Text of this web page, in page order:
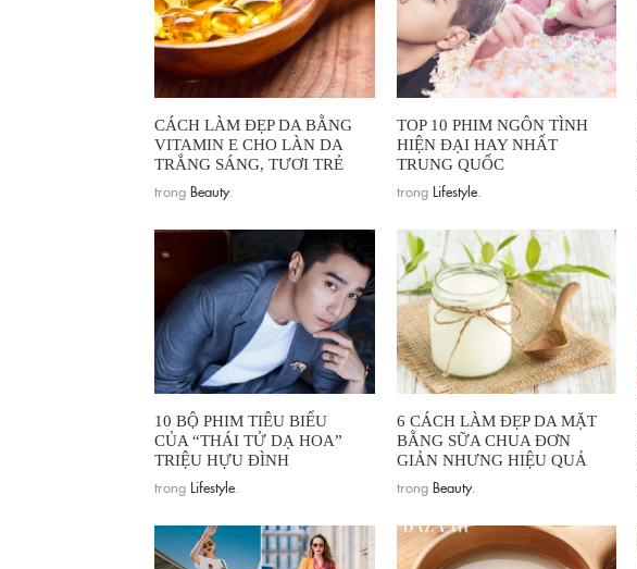
CÁCH LÀM ĐẸP DA BẰNG
VITAMIN E CHO LÀN DA
TRẮNG SÁNG, TƯƠI TRẺ
trong Beauty.
TOP 10 PHIM NGÔN TÌNH
HIỆN ĐẠI HAY NHẤT
TRUNG QUỐC
trong Lifestyle.
10 BỘ PHIM TIÊU BIỂU
CỦA “THÁI TỬ DẠ HOA”
TRIỆU HỰU ĐÌNH
trong Lifestyle
6 CÁCH LÀM ĐẸP DA MẶT
BẰNG SỮA CHUA ĐƠN
GIẢN NHƯNG HIỆU QUẢ
trong Beauty.